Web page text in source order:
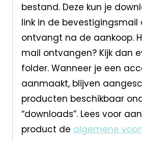
bestand. Deze kun je
link in de bevestigingsmail
ontvangt na de aankoop.
mail ontvangen? Kijk dan
folder. Wanneer je een
aanmaakt, blijven
producten beschikbaar
“downloads”. Lees voor
product de algemene